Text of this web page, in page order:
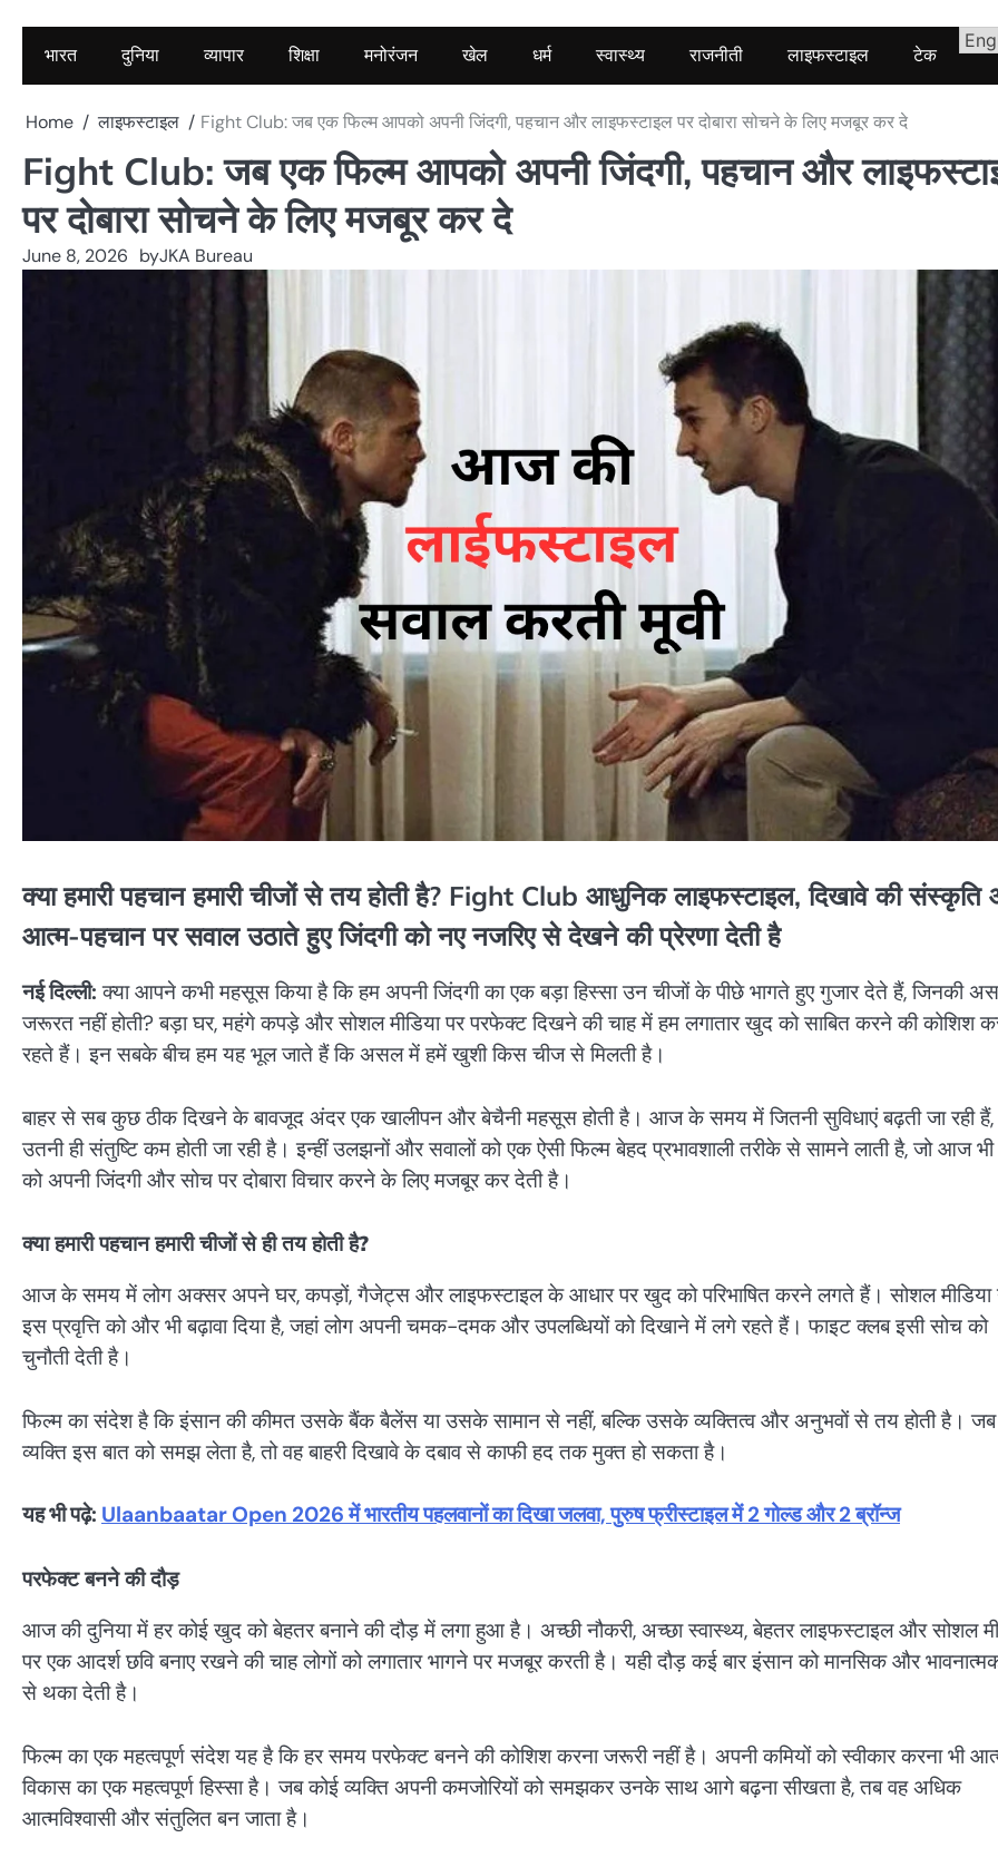
भारत दुनिया व्यापार शिक्षा मनोरंजन खेल धर्म स्वास्थ्य राजनीती लाइफस्टाइल टेक
Home लाइफस्टाइल Fight Club: जब एक फिल्म आपको अपनी जिंदगी, पहचान और लाइफस्टाइल पर दोबारा सोचने के लिए मजबूर कर दे
Fight Club: जब एक फिल्म आपको अपनी जिंदगी, पहचान और
पर दोबारा सोचने के लिए मजबूर कर दे
June 8, 2026 byJKA Bureau
क्या हमारी पहचान हमारी चीजों से तय होती है? Fight Club आधुनिक लाइफस्टाइल, दिखावे की संस्कृति
आत्म-पहचान पर सवाल उठाते हुए जिंदगी को नए नजरिए से देखने की प्रेरणा देती है
नई दिल्ली: क्या आपने कभी महसूस किया है कि हम अपनी जिंदगी का एक बड़ा हिस्सा उन चीजों के पीछे भागते हुए गुजार देते हैं, जिनकी
जरूरत नहीं होती? बड़ा घर, महंगे कपड़े और सोशल मीडिया पर परफेक्ट दिखने की चाह में हम लगातार खुद को साबित करने की कोशिश
रहते हैं। इन सबके बीच हम यह भूल जाते हैं कि असल में हमें खुशी किस चीज से मिलती है।
बाहर से सब कुछ ठीक दिखने के बावजूद अंदर एक खालीपन और बेचैनी महसूस होती है। आज के समय में जितनी सुविधाएं बढ़ती जा रही हैं,
उतनी ही संतुष्टि कम होती जा रही है। इन्हीं उलझनों और सवालों को एक ऐसी फिल्म बेहद प्रभावशाली तरीके से सामने लाती है, जो आज भी
को अपनी जिंदगी और सोच पर दोबारा विचार करने के लिए मजबूर कर देती है।
क्या हमारी पहचान हमारी चीजों से ही तय होती है?
आज के समय में लोग अक्सर अपने घर, कपड़ों, गैजेट्स और लाइफस्टाइल के आधार पर खुद को परिभाषित करने लगते हैं। सोशल मीडिया
इस प्रवृत्ति को और भी बढ़ावा दिया है, जहां लोग अपनी चमक-दमक और उपलब्धियों को दिखाने में लगे रहते हैं। फाइट क्लब इसी सोच को
चुनौती देती है।
फिल्म का संदेश है कि इंसान की कीमत उसके बैंक बैलेंस या उसके सामान से नहीं, बल्कि उसके व्यक्तित्व और अनुभवों से तय होती है। जब
व्यक्ति इस बात को समझ लेता है, तो वह बाहरी दिखावे के दबाव से काफी हद तक मुक्त हो सकता है।
यह भी पढ़े: Ulaanbaatar Open 2026 में भारतीय पहलवानों का दिखा जलवा, पुरुष फ्रीस्टाइल में 2 गोल्ड और 2 ब्रॉन्ज
परफेक्ट बनने की दौड़
आज की दुनिया में हर कोई खुद को बेहतर बनाने की दौड़ में लगा हुआ है। अच्छी नौकरी, अच्छा स्वास्थ्य, बेहतर लाइफस्टाइल और सोशल
पर एक आदर्श छवि बनाए रखने की चाह लोगों को लगातार भागने पर मजबूर करती है। यही दौड़ कई बार इंसान को मानसिक और
से थका देती है।
फिल्म का एक महत्वपूर्ण संदेश यह है कि हर समय परफेक्ट बनने की कोशिश करना जरूरी नहीं है। अपनी कमियों को स्वीकार करना भी
विकास का एक महत्वपूर्ण हिस्सा है। जब कोई व्यक्ति अपनी कमजोरियों को समझकर उनके साथ आगे बढ़ना सीखता है, तब वह अधिक
आत्मविश्वासी और संतुलित बन जाता है।